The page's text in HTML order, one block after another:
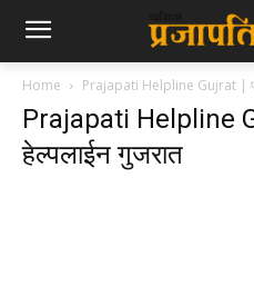
Home Prajapati Helpline Gujrat |
Prajapati Helpline
हेल्पलाईन गुजरात